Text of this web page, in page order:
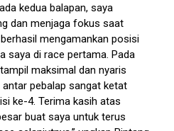
kedua balapan, saya
dan menjaga fokus saat
mengamankan posisi
saya di race pertama. Pada
maksimal dan nyaris
pebalap sangat ketat
ke-4. Terima kasih atas
buat saya untuk terus